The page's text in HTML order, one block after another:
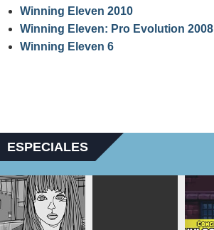
Winning Eleven 2010
Winning Eleven: Pro Evolution 2008
Winning Eleven 6
ESPECIALES